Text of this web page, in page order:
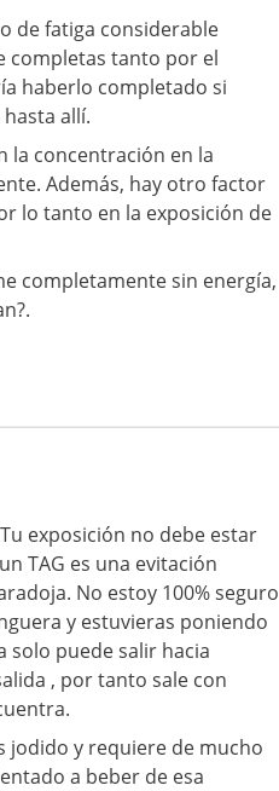
de fatiga considerable
completas tanto por el
haberlo completado si
allí.
la concentración en la
Además, hay otro factor
lo tanto en la exposición de
completamente sin energía,
exposición no debe estar
TAG es una evitación
No estoy 100% seguro
y estuvieras poniendo
solo puede salir hacia
, por tanto sale con
jodido y requiere de mucho
a beber de esa